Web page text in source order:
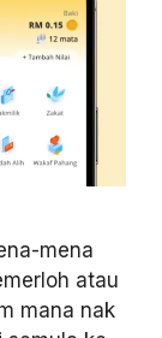
mena
atau
mana nak